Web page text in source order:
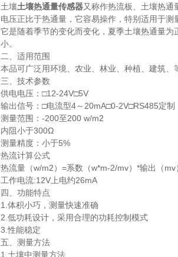
土壤土壤热通量传感器又称作热流板、土壤热通
电压正比于热通量，它容易操作，特别适用于
它是随着季节的变化而变化，夏季土壤热通量
小。
二、适用范围
本品可广泛用环境、农业、林业、种植、建筑、
三、技术参数
供电电压：□12-24V□5V
输出信号：□电流型4～20mA□0-2V□RS485定制
测量范围：-200至200 w/m2
内阻小于300Ω
测量精度：小于5%
热流计算公式
热流量（w/m2）=系数（w*m-2/mv）*输出（mv
工作电流:12V上电约26mA
四、功能特点
1.体积小巧，测量快速准确
2.低功耗设计，采用合理的功耗控制模式
3.性能稳定
五、测量方法
1.土壤中测量方法